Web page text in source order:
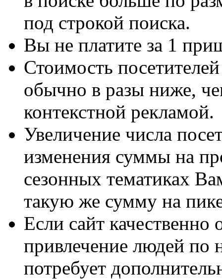
под строкой поиска.
Вы не платите за 1
Стоимость
обычно в разы ниже,
контекстной рекламой.
Увеличение числа
изменения суммы на
сезонных тематиках
такую же сумму на
Если сайт качественно
привлечение людей по
потребует